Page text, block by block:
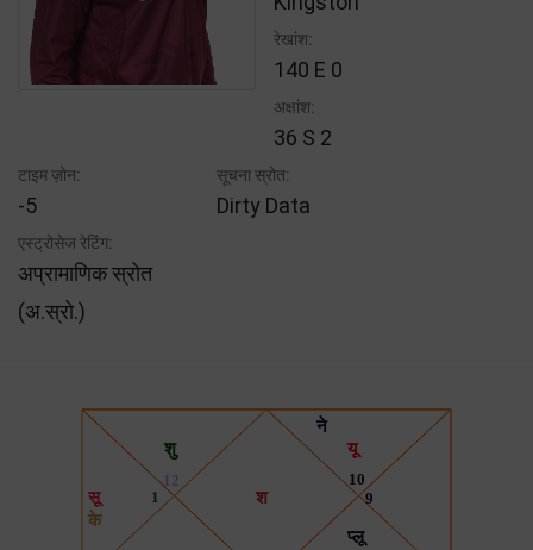
रेखांश:
140 E 0
अक्षांश:
36 S 2
टाइम ज़ोन:
-5
सूचना स्रोत:
Dirty Data
एस्ट्रोसेज रेटिंग:
अप्रामाणिक स्रोत
(अ.स्रो.)